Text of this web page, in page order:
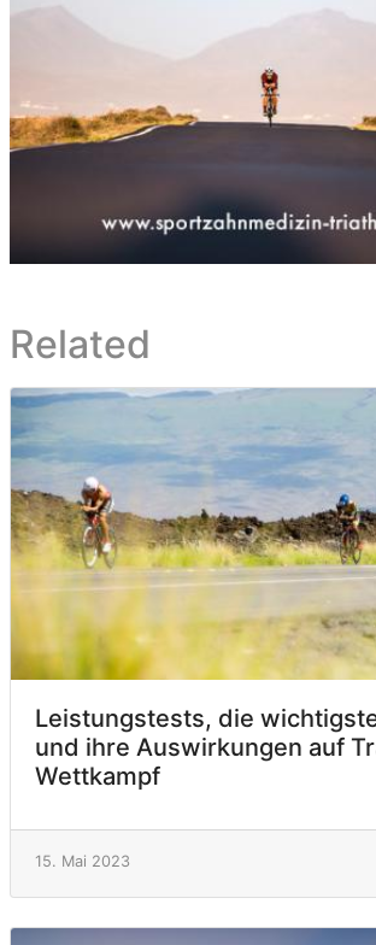
Related
Leistungstests, die
und ihre Auswirkungen auf
Wettkampf
15. Mai 2023